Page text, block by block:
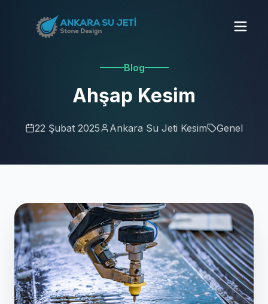
Blog
Ahşap Kesim
22 Şubat 2025 Ankara Su Jeti Kesim Genel